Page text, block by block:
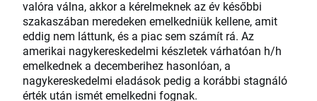
valóra válna, akkor a kérelmeknek az év későbbi
szakaszában meredeken emelkedniük kellene, amit
eddig nem láttunk, és a piac sem számít rá. Az
amerikai nagykereskedelmi készletek várhatóan h/h
emelkednek a decemberihez hasonlóan, a
nagykereskedelmi eladások pedig a korábbi stagnáló
érték után ismét emelkedni fognak.